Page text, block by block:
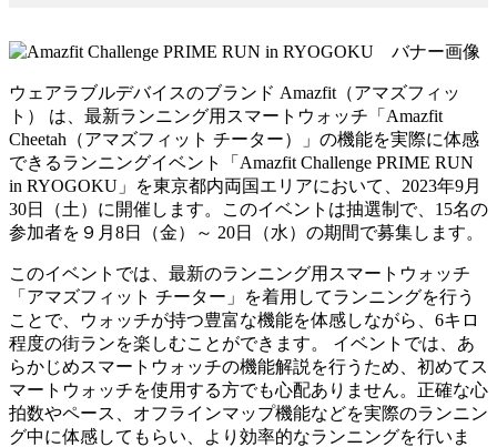
ウェアラブルデバイスのブランド Amazfit（アマズフィッ
ト） は、最新ランニング用スマートウォッチ「Amazfit
Cheetah（アマズフィット チーター）」の機能を実際に体感
できるランニングイベント「Amazfit Challenge PRIME RUN
in RYOGOKU」を東京都内両国エリアにおいて、2023年9月
30日（土）に開催します。このイベントは抽選制で、15名の
参加者を９月8日（金）～ 20日（水）の期間で募集します。
このイベントでは、最新のランニング用スマートウォッチ
「アマズフィット チーター」を着用してランニングを行う
ことで、ウォッチが持つ豊富な機能を体感しながら、6キロ
程度の街ランを楽しむことができます。 イベントでは、あ
らかじめスマートウォッチの機能解説を行うため、初めてス
マートウォッチを使用する方でも心配ありません。正確な心
拍数やペース、オフラインマップ機能などを実際のランニン
グ中に体感してもらい、より効率的なランニングを行いま